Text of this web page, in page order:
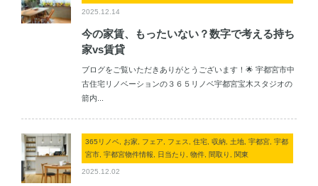
2025.12.14
今の家賃、もったいない？数字で考える持ち
家vs賃貸
ブログをご覧いただきありがとうございます！🌟 宇都宮市中
古住宅リノベーションの３６５リノベ宇都宮宝木スタジオの
箭内...
365リノベ, お家, フェア, フェス, 住宅, 収納, 土地, 宇都宮, 宇都
宮市, 宇都宮物件情報, 日当たり, 物件, 間取り, 関東
2025.12.02